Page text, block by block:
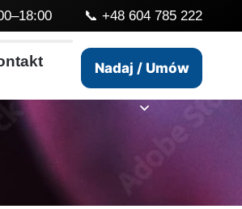
📞 +48 604 785 222
Nadaj / Umów